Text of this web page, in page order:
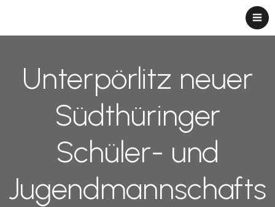
Unterpörlitz neuer
Südthüringer
Schüler- und
Jugendmannschafts